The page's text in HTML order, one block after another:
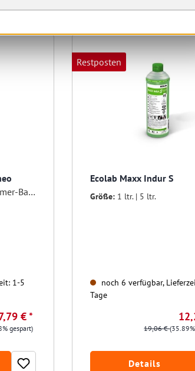
Wischpflege auf Biopolymer-Basis
1-5
€ *
gespart)
Restposten
Ecolab Maxx Indur S
Größe: 1 ltr. | 5 ltr.
noch 6 verfügbar,
Tage
19,06 €
Details